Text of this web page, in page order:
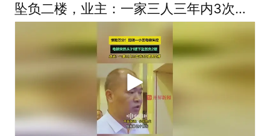
坠负二楼，业主：一家三人三年内3次遭
遇坠梯